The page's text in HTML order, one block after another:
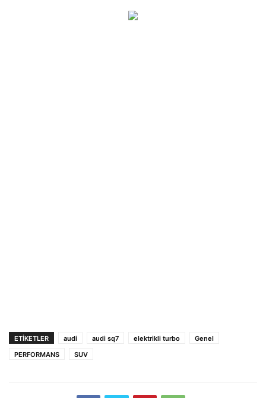
ETIKETLER audi audi sq7 elektrikli turbo
Genel
PERFORMANS
SUV